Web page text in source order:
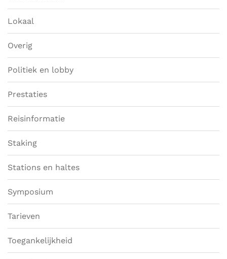
Lokaal
Overig
Politiek en lobby
Prestaties
Reisinformatie
Staking
Stations en haltes
Symposium
Tarieven
Toegankelijkheid